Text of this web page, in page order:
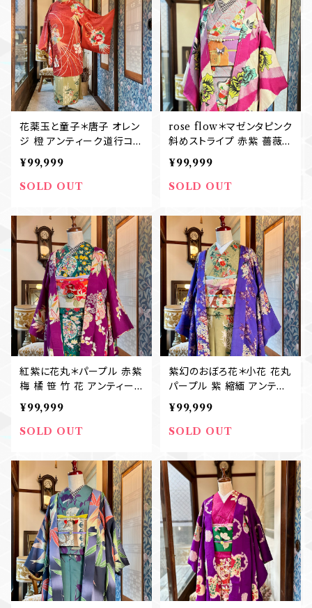
花薬玉と童子＊唐子 オレン
ジ 橙 アンティーク道行コ
ート B423
¥99,999
SOLD OUT
rose flow＊マゼンタピンク
斜めストライプ 赤紫 薔薇
バラ 花 銘仙 アンティーク
羽織 B433
¥99,999
SOLD OUT
紅紫に花丸＊パープル 赤紫
梅 橘 笹 竹 花 アンティー
ク長羽織 B424
¥99,999
SOLD OUT
紫幻のおぼろ花＊小花 花丸
パープル 紫 縮緬 アンティ
ーク長羽織 B422
¥99,999
SOLD OUT